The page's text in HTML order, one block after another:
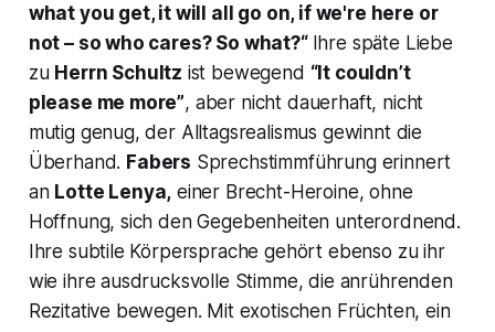
what you get, it will all go on, if we're here or
not – so who cares? So what?“ Ihre späte Liebe
zu Herrn Schultz ist bewegend “It couldn’t
please me more”, aber nicht dauerhaft, nicht
mutig genug, der Alltagsrealismus gewinnt die
Überhand. Fabers Sprechstimmführung erinnert
an Lotte Lenya, einer Brecht-Heroine, ohne
Hoffnung, sich den Gegebenheiten unterordnend.
Ihre subtile Körpersprache gehört ebenso zu ihr
wie ihre ausdrucksvolle Stimme, die anrührenden
Rezitative bewegen. Mit exotischen Früchten, ein